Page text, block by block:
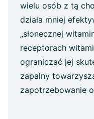
wielu osób z tą
działa mniej
„słonecznej
receptorach
ograniczać jej
zapalny
zapotrzebowanie